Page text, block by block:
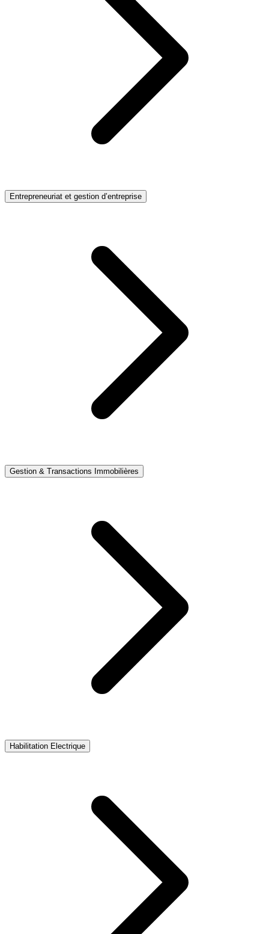
Entrepreneuriat et gestion d’entreprise
Gestion & Transactions Immobilières
Habilitation Electrique